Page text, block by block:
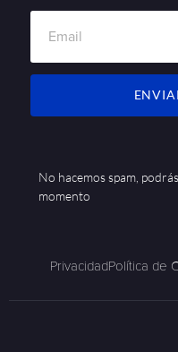
No hacemos spam,
momento
PrivacidadPolítica de